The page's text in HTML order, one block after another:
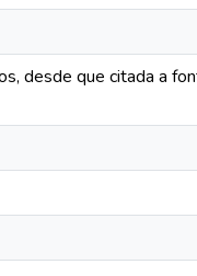
desde que citada a